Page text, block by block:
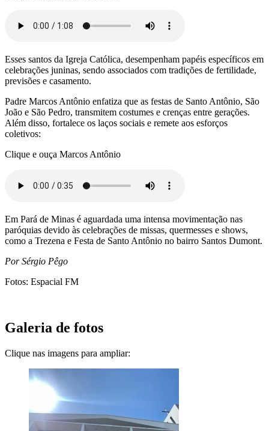
Esses santos da Igreja Católica, desempenham papéis específicos em
celebrações juninas, sendo associados com tradições de fertilidade,
previsões e casamento.
Padre Marcos Antônio enfatiza que as festas de Santo Antônio, São
João e São Pedro, transmitem costumes e crenças entre gerações.
Além disso, fortalece os laços sociais e remete aos esforços
coletivos:
Clique e ouça Marcos Antônio
Em Pará de Minas é aguardada uma intensa movimentação nas
paróquias devido às celebrações de missas, quermesses e shows,
como a Trezena e Festa de Santo Antônio no bairro Santos Dumont.
Por Sérgio Pêgo
Fotos: Espacial FM
Galeria de fotos
Clique nas imagens para ampliar: